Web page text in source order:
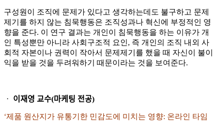
구성원이 조직에 문제가 있다고 생각하는데도 불구하고 문제
제기를 하지 않는 침묵행동은 조직성과나 혁신에 부정적인 영
향을 준다. 이 연구 결과는 개인이 침묵행동을 하는 이유가 개
인 특성뿐만 아니라 사회구조적 요인, 즉 개인의 조직 내외 사
회적 자본이나 권력이 작아서 문제제기를 했을 때 자신이 불이
익을 받을 것을 두려워하기 때문이라는 것을 보여준다.
ᆞ 이재영 교수(마케팅 전공)
‘제품 원산지가 유통기한 민감도에 미치는 영향: 온라인 타임